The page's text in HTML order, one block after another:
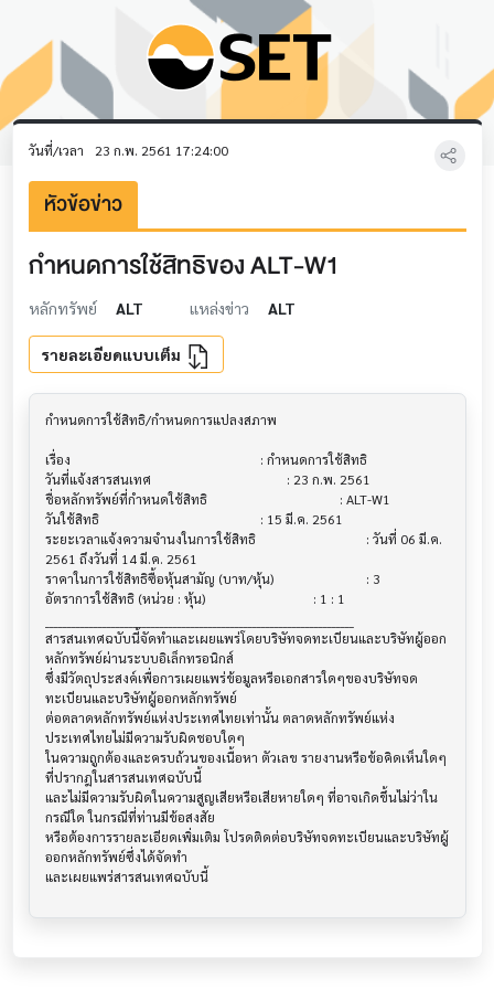
วันที่/เวลา 23 ก.พ. 2561 17:24:00
หัวข้อข่าว
กำหนดการใช้สิทธิของ ALT-W1
หลักทรัพย์ ALT แหล่งข่าว ALT
รายละเอียดแบบเต็ม
กำหนดการใช้สิทธิ/กำหนดการแปลงสภาพ
เรื่อง                                  			 : กำหนดการใช้สิทธิ
วันที่แจ้งสารสนเทศ                       			 : 23 ก.พ. 2561
ชื่อหลักทรัพย์ที่กำหนดใช้สิทธิ                			 : ALT-W1
วันใช้สิทธิ                              			 : 15 มี.ค. 2561
ระยะเวลาแจ้งความจำนงในการใช้สิทธิ         			 : วันที่ 06 มี.ค.
2561 ถึงวันที่ 14 มี.ค. 2561
ราคาในการใช้สิทธิซื้อหุ้นสามัญ (บาท/หุ้น)      			 : 3
อัตราการใช้สิทธิ (หน่วย : หุ้น)             			 : 1 : 1
สารสนเทศฉบับนี้จัดทำและเผยแพร่โดยบริษัทจดทะเบียนและบริษัทผู้ออก
หลักทรัพย์ผ่านระบบอิเล็กทรอนิกส์
ซึ่งมีวัตถุประสงค์เพื่อการเผยแพร่ข้อมูลหรือเอกสารใดๆของบริษัทจด
ทะเบียนและบริษัทผู้ออกหลักทรัพย์
ต่อตลาดหลักทรัพย์แห่งประเทศไทยเท่านั้น ตลาดหลักทรัพย์แห่ง
ประเทศไทยไม่มีความรับผิดชอบใดๆ
ในความถูกต้องและครบถ้วนของเนื้อหา ตัวเลข รายงานหรือข้อคิดเห็นใดๆ
ที่ปรากฎในสารสนเทศฉบับนี้
และไม่มีความรับผิดในความสูญเสียหรือเสียหายใดๆ ที่อาจเกิดขึ้นไม่ว่าใน
กรณีใด ในกรณีที่ท่านมีข้อสงสัย
หรือต้องการรายละเอียดเพิ่มเติม โปรดติดต่อบริษัทจดทะเบียนและบริษัทผู้
ออกหลักทรัพย์ซึ่งได้จัดทำ
และเผยแพร่สารสนเทศฉบับนี้